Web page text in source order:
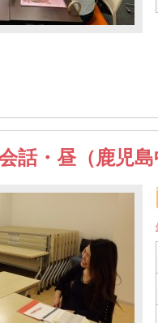
話・昼（鹿児島